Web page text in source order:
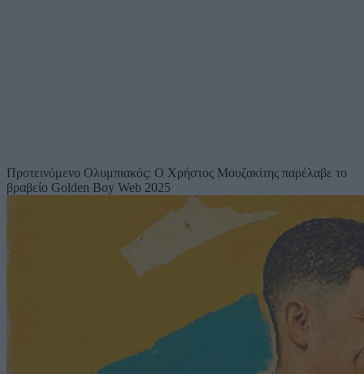
Προτεινόμενο Ολυμπιακός: Ο Χρήστος Μουζακίτης παρέλαβε το
βραβείο Golden Boy Web 2025